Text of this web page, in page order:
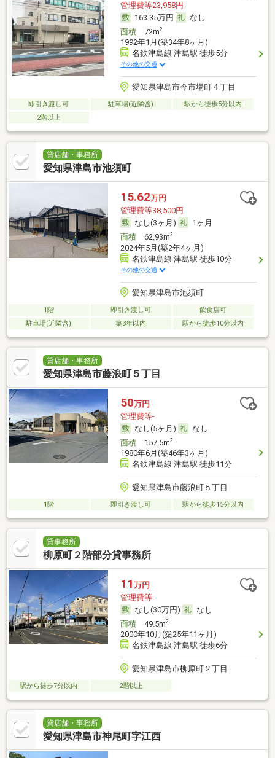
管理費等23,958円
163.35万円
なし
面積72m2
1992年1月(築34年8ヶ月)
名鉄津島線 津島駅 徒歩5分
その他の交通
愛知県津島市今市場町４丁目
即引き渡し可 駐車場(近隣含)
駅から徒歩5分以内
2階以上
貸店舗・事務所
愛知県津島市池須町
15.62万円
管理費等38,500円
なし(3ヶ月)
1ヶ月
面積62.93m2
2024年5月(築2年4ヶ月)
名鉄津島線 津島駅 徒歩10分
その他の交通
愛知県津島市池須町
1階 即引き渡し可
飲食店可
駐車場(近隣含)
築3年以内 駅から徒歩10分以内
貸店舗・事務所
愛知県津島市藤浪町５丁目
50万円
管理費等-
なし(5ヶ月)
なし
面積157.5m2
1980年6月(築46年3ヶ月)
名鉄津島線 津島駅 徒歩11分
愛知県津島市藤浪町５丁目
1階 即引き渡し可 駅から徒歩15分以内
貸事務所
柳原町２階部分貸事務所
11 万円
管理費等-
なし(30万円)
なし
面積49.5m2
2000年10月(築25年11ヶ月)
名鉄津島線 津島駅 徒歩6分
愛知県津島市柳原町２丁目
駅から徒歩7分以内 2階以上
貸店舗・事務所
愛知県津島市神尾町字江西